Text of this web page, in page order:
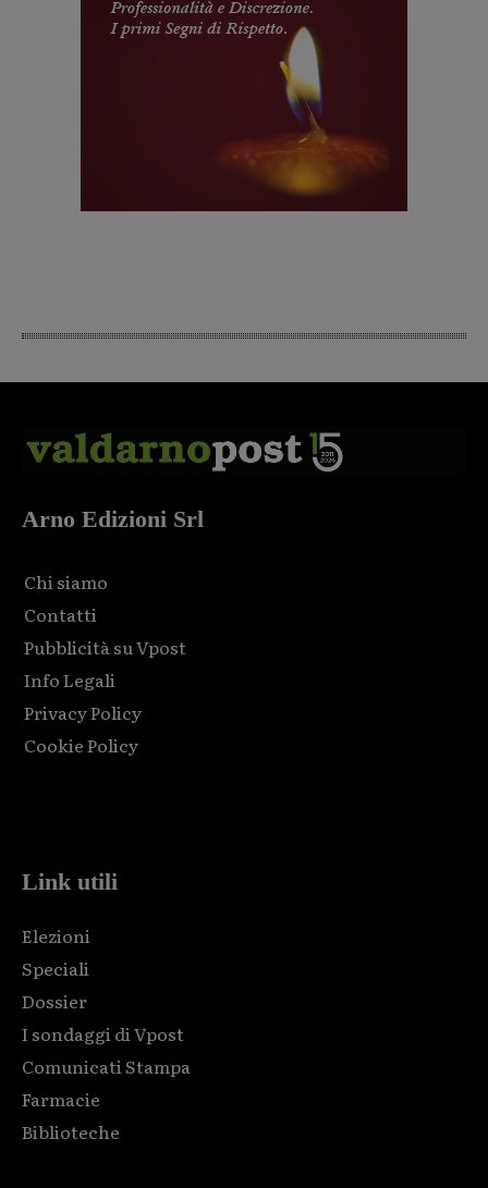
Arno Edizioni Srl
Chi siamo
Contatti
Pubblicità su Vpost
Info Legali
Privacy Policy
Cookie Policy
Link utili
Elezioni
Speciali
Dossier
I sondaggi di Vpost
Comunicati Stampa
Farmacie
Biblioteche